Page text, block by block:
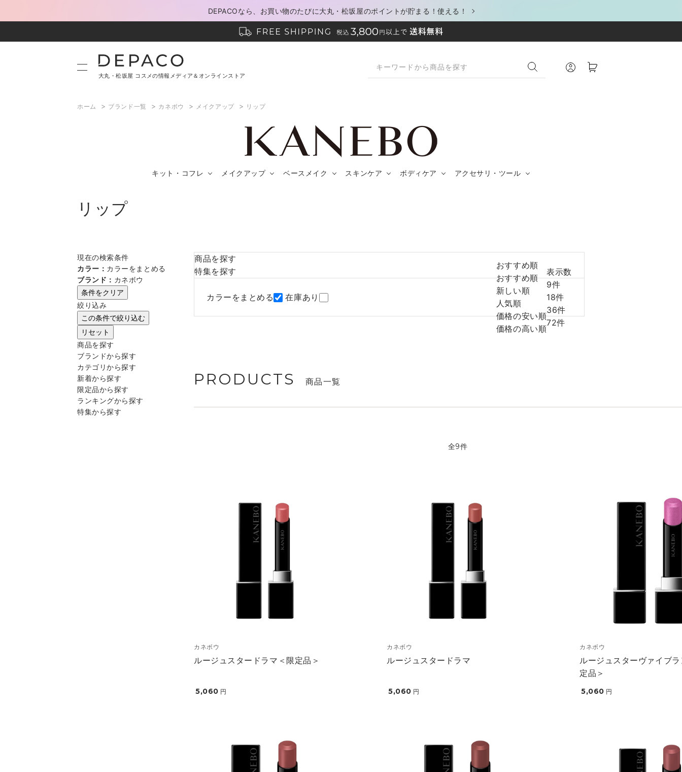
DEPACOなら、お買い物のたびに大丸・松坂屋のポイントが貯まる！使える！
大丸・松坂屋 コスメの情報メディア＆オンラインストア
ホーム > ブランド一覧 > カネボウ > メイクアップ > リップ
キット・コフレ メイクアップ ベースメイク スキンケア ボディケア アクセサリ・ツール
リップ
現在の検索条件
カラー： カラーをまとめる
ブランド： カネボウ
条件をクリア
絞り込み
この条件で絞り込む
リセット
商品を探す
ブランドから探す
カテゴリから探す
新着から探す
限定品から探す
ランキングから探す
特集から探す
商品を探す
特集を探す
カラーをまとめる 在庫あり
おすすめ順
おすすめ順
新しい順
人気順
価格の安い順
価格の高い順
表示数
9件
18件
36件
72件
PRODUCTS 商品一覧
全9件
カネボウ
ルージュスタードラマ＜限定品＞
5,060 円
カネボウ
ルージュスタードラマ
5,060 円
カネボウ
ルージュスターヴァイブ
定品＞
5,060 円